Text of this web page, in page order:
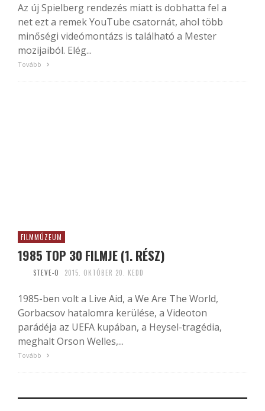
Az új Spielberg rendezés miatt is dobhatta fel a
net ezt a remek YouTube csatornát, ahol több
minőségi videómontázs is található a Mester
mozijaiból. Elég...
Tovább
FILMMÚZEUM
1985 TOP 30 FILMJE (1. RÉSZ)
STEVE-O 2015. OKTÓBER 20. KEDD
1985-ben volt a Live Aid, a We Are The World,
Gorbacsov hatalomra kerülése, a Videoton
parádéja az UEFA kupában, a Heysel-tragédia,
meghalt Orson Welles,...
Tovább